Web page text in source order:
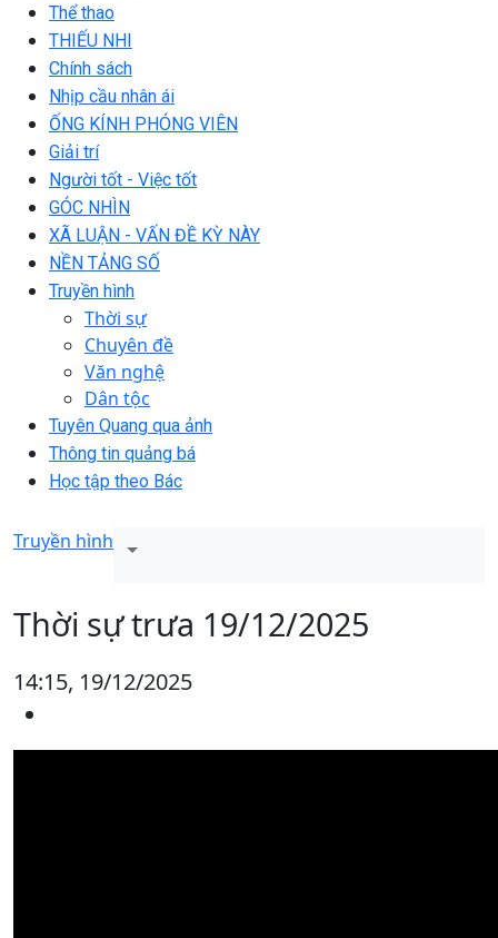
Thể thao
THIẾU NHI
Chính sách
Nhịp cầu nhân ái
ỐNG KÍNH PHÓNG VIÊN
Giải trí
Người tốt - Việc tốt
GÓC NHÌN
XÃ LUẬN - VẤN ĐỀ KỲ NÀY
NỀN TẢNG SỐ
Truyền hình
Thời sự
Chuyên đề
Văn nghệ
Dân tộc
Tuyên Quang qua ảnh
Thông tin quảng bá
Học tập theo Bác
Truyền hình
Thời sự trưa 19/12/2025
14:15, 19/12/2025